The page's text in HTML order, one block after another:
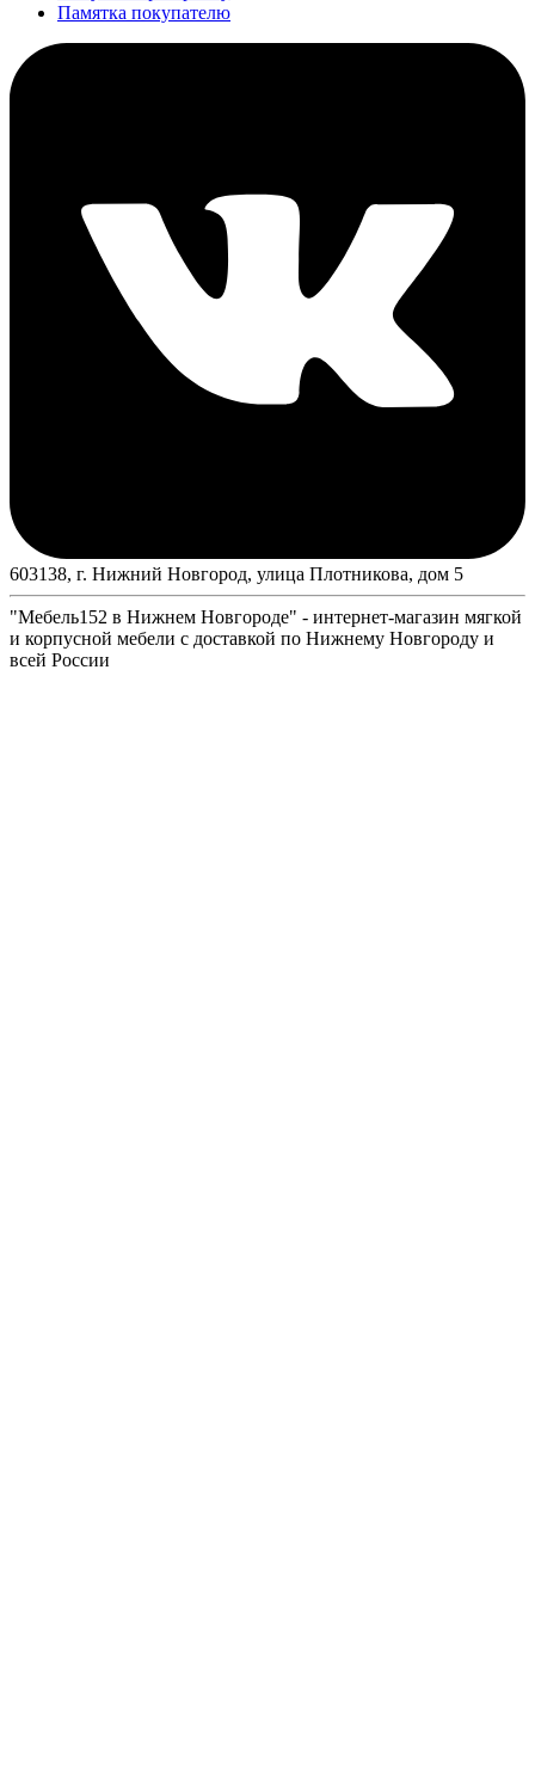
Памятка покупателю
603138, г. Нижний Новгород, улица Плотникова, дом 5
"Мебель152 в Нижнем Новгороде" - интернет-магазин мягкой
и корпусной мебели с доставкой по Нижнему Новгороду и
всей России